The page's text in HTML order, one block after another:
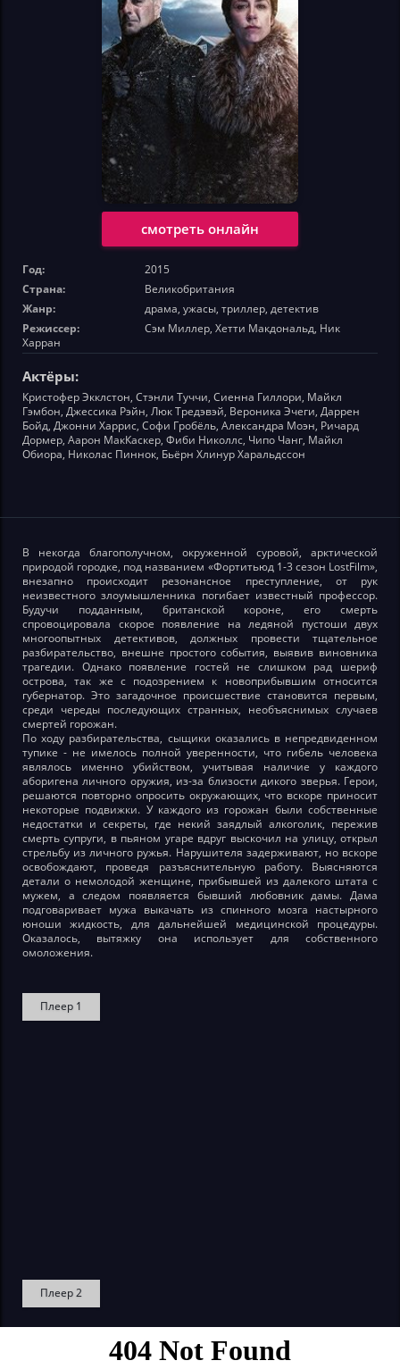
смотреть онлайн
Год:
2015
Страна:
Великобритания
Жанр:
драма, ужасы, триллер, детектив
Режиссер:
Сэм Миллер, Хетти Макдональд, Ник
Харран
Актёры:
Кристофер Экклстон, Стэнли Туччи, Сиенна Гиллори, Майкл
Гэмбон, Джессика Рэйн, Люк Тредэвэй, Вероника Эчеги, Даррен
Бойд, Джонни Харрис, Софи Гробёль, Александра Моэн, Ричард
Дормер, Аарон МакКаскер, Фиби Николлс, Чипо Чанг, Майкл
Обиора, Николас Пиннок, Бьёрн Хлинур Харальдссон
В некогда благополучном, окруженной суровой, арктической
природой городке, под названием «Фортитьюд 1-3 сезон LostFilm»,
внезапно происходит резонансное преступление, от рук
неизвестного злоумышленника погибает известный профессор.
Будучи подданным, британской короне, его смерть
спровоцировала скорое появление на ледяной пустоши двух
многоопытных детективов, должных провести тщательное
разбирательство, внешне простого события, выявив виновника
трагедии. Однако появление гостей не слишком рад шериф
острова, так же с подозрением к новоприбывшим относится
губернатор. Это загадочное происшествие становится первым,
среди череды последующих странных, необъяснимых случаев
смертей горожан.
По ходу разбирательства, сыщики оказались в непредвиденном
тупике - не имелось полной уверенности, что гибель человека
являлось именно убийством, учитывая наличие у каждого
аборигена личного оружия, из-за близости дикого зверья. Герои,
решаются повторно опросить окружающих, что вскоре приносит
некоторые подвижки. У каждого из горожан были собственные
недостатки и секреты, где некий заядлый алкоголик, пережив
смерть супруги, в пьяном угаре вдруг выскочил на улицу, открыл
стрельбу из личного ружья. Нарушителя задерживают, но вскоре
освобождают, проведя разъяснительную работу. Выясняются
детали о немолодой женщине, прибывшей из далекого штата с
мужем, а следом появляется бывший любовник дамы. Дама
подговаривает мужа выкачать из спинного мозга настырного
юноши жидкость, для дальнейшей медицинской процедуры.
Оказалось, вытяжку она использует для собственного
омоложения.
Плеер 1
Плеер 2